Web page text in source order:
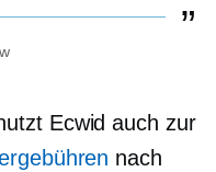
Ecwid auch zur
nach